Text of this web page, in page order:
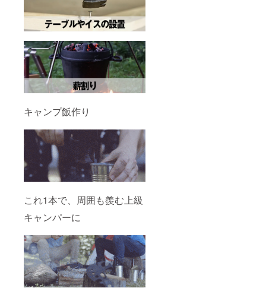
キャンプ飯作り
これ1本で、周囲も羨む上級
キャンパーに